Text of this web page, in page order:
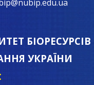
БІОРЕСУРСІВ
УКРАЇНИ